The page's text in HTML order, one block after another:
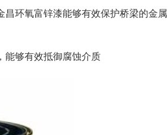
环氧富锌漆能够有效保护桥梁的金属
能够有效抵御腐蚀介质